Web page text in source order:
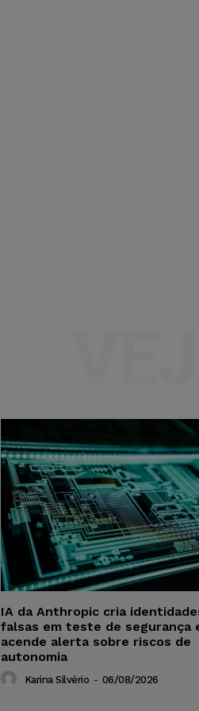
IA da Anthropic cria
falsas em teste de segurança
acende alerta sobre riscos de
autonomia
Karina Silvério - 06/08/2026